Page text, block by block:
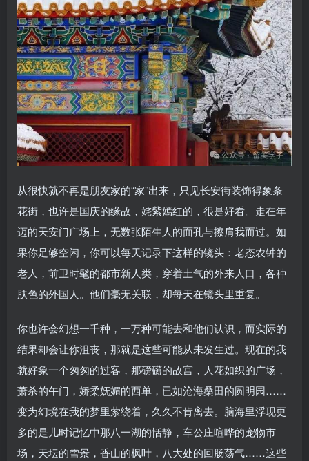
从很快就不再是朋友家的“家”出来，只见长安街装饰得象条
花街，也许是国庆的缘故，姹紫嫣红的，很是好看。走在年
迈的天安门广场上，无数张陌生人的面孔与擦肩我而过。如
果你足够空闲，你可以每天记录下这样的镜头：老态农钟的
老人，前卫时髦的都市新人类，穿着土气的外来人口，各种
肤色的外国人。他们毫无关联，却每天在镜头里重复。
你也许会幻想一千种，一万种可能去和他们认识，而实际的
结果却会让你沮丧，那就是这些可能从未发生过。现在的我
就好象一个匆匆的过客，那磅礴的故宫，人花如织的广场，
萧杀的午门，娇柔妩媚的西单，已如沧海桑田的圆明园……
变为幻境在我的梦里萦绕着，久久不肯离去。脑海里浮现更
多的是儿时记忆中那八一湖的恬静，车公庄喧哗的宠物市
场，天坛的雪景，香山的枫叶，八大处的回肠荡气……这些